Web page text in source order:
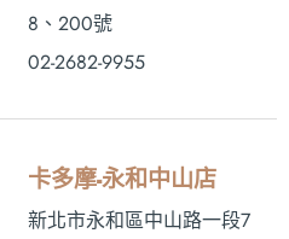
8、200號
02-2682-9955
卡多摩-永和中山店
新北市永和區中山路一段7